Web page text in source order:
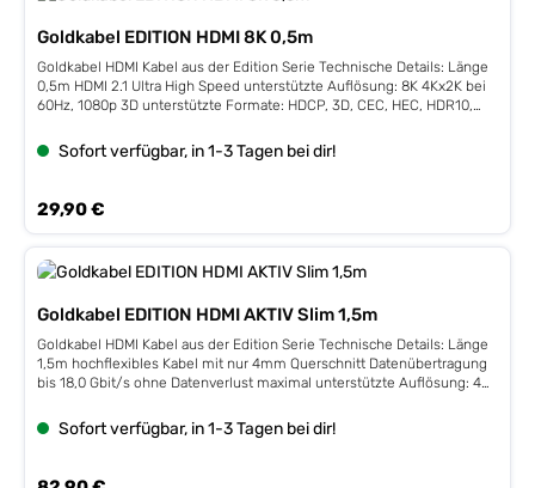
Goldkabel EDITION HDMI 8K 0,5m
Goldkabel HDMI Kabel aus der Edition Serie Technische Details: Länge
0,5m HDMI 2.1 Ultra High Speed unterstützte Auflösung: 8K 4Kx2K bei
60Hz, 1080p 3D unterstützte Formate: HDCP, 3D, CEC, HEC, HDR10,
tested überträgt den ARC (Audio-Return-Channel) Schutz gegen
elektromagnetische Impulse durch PVC-Mantel 3-fach geschirmt
Sofort verfügbar, in 1-3 Tagen bei dir!
Regulärer Preis:
29,90 €
Goldkabel EDITION HDMI AKTIV Slim 1,5m
Goldkabel HDMI Kabel aus der Edition Serie Technische Details: Länge
1,5m hochflexibles Kabel mit nur 4mm Querschnitt Datenübertragung
bis 18,0 Gbit/s ohne Datenverlust maximal unterstützte Auflösung: 4K
HDCP 2.2 Metallstecker mit vergoldeten Kontakten
Sofort verfügbar, in 1-3 Tagen bei dir!